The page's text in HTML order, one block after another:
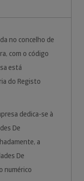
no concelho de
com o código
está
do Registo
dedica-se à
De
a
De
numérico